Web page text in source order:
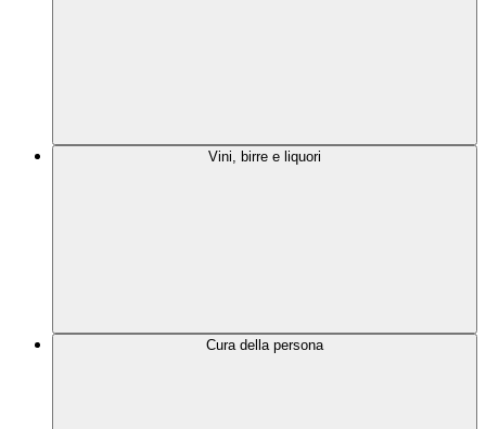
Vini, birre e liquori
Cura della persona